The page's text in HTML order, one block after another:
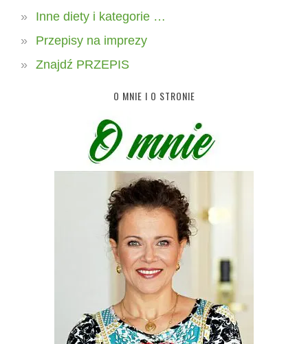
Inne diety i kategorie …
Przepisy na imprezy
Znajdź PRZEPIS
O MNIE I O STRONIE